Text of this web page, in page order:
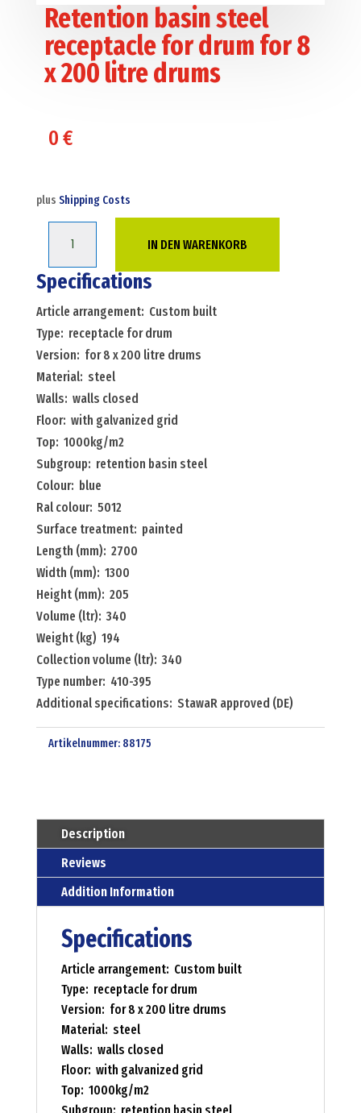
Retention basin steel
receptacle for drum for 8
x 200 litre drums
0€
plus Shipping Costs
steel
receptacle
for
drum
for
8
x
200
litre
drums
Menge
IN DEN WARENKORB
Specifications
Article arrangement: Custom built
Type: receptacle for drum
Version: for 8 x 200 litre drums
Material: steel
Walls: walls closed
Floor: with galvanized grid
Top: 1000kg/m2
Subgroup: retention basin steel
Colour: blue
Ral colour: 5012
Surface treatment: painted
Length (mm): 2700
Width (mm): 1300
Height (mm): 205
Volume (ltr): 340
Weight (kg) 194
Collection volume (ltr): 340
Type number: 410-395
Additional specifications: StawaR approved (DE)
Artikelnummer: 88175
Description
Reviews
Addition Information
Specifications
Article arrangement: Custom built
Type: receptacle for drum
Version: for 8 x 200 litre drums
Material: steel
Walls: walls closed
Floor: with galvanized grid
Top: 1000kg/m2
Subgroup: retention basin steel